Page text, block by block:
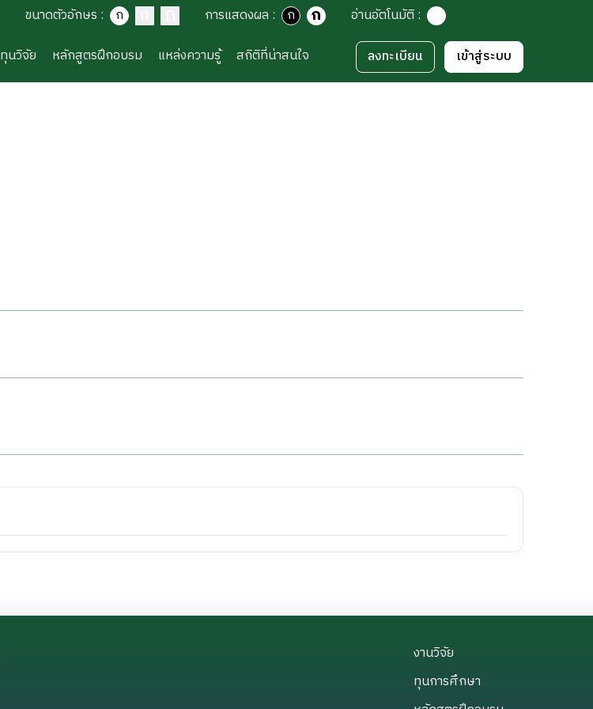
ขนาดตัวอักษร : ก ก ก การแสดงผล : ก ก อ่านอัตโนมัติ:
ทุนวิจัย หลักสูตรฝึกอบรม แหล่งความรู้ สถิติที่น่าสนใจ ลงทะเบียน เข้าสู่ระบบ
งานวิจัย
ทุนการศึกษา